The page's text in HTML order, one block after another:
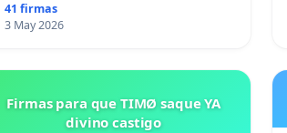
41 firmas
3 May 2026
Firmas para que TIMØ saque YA
divino castigo